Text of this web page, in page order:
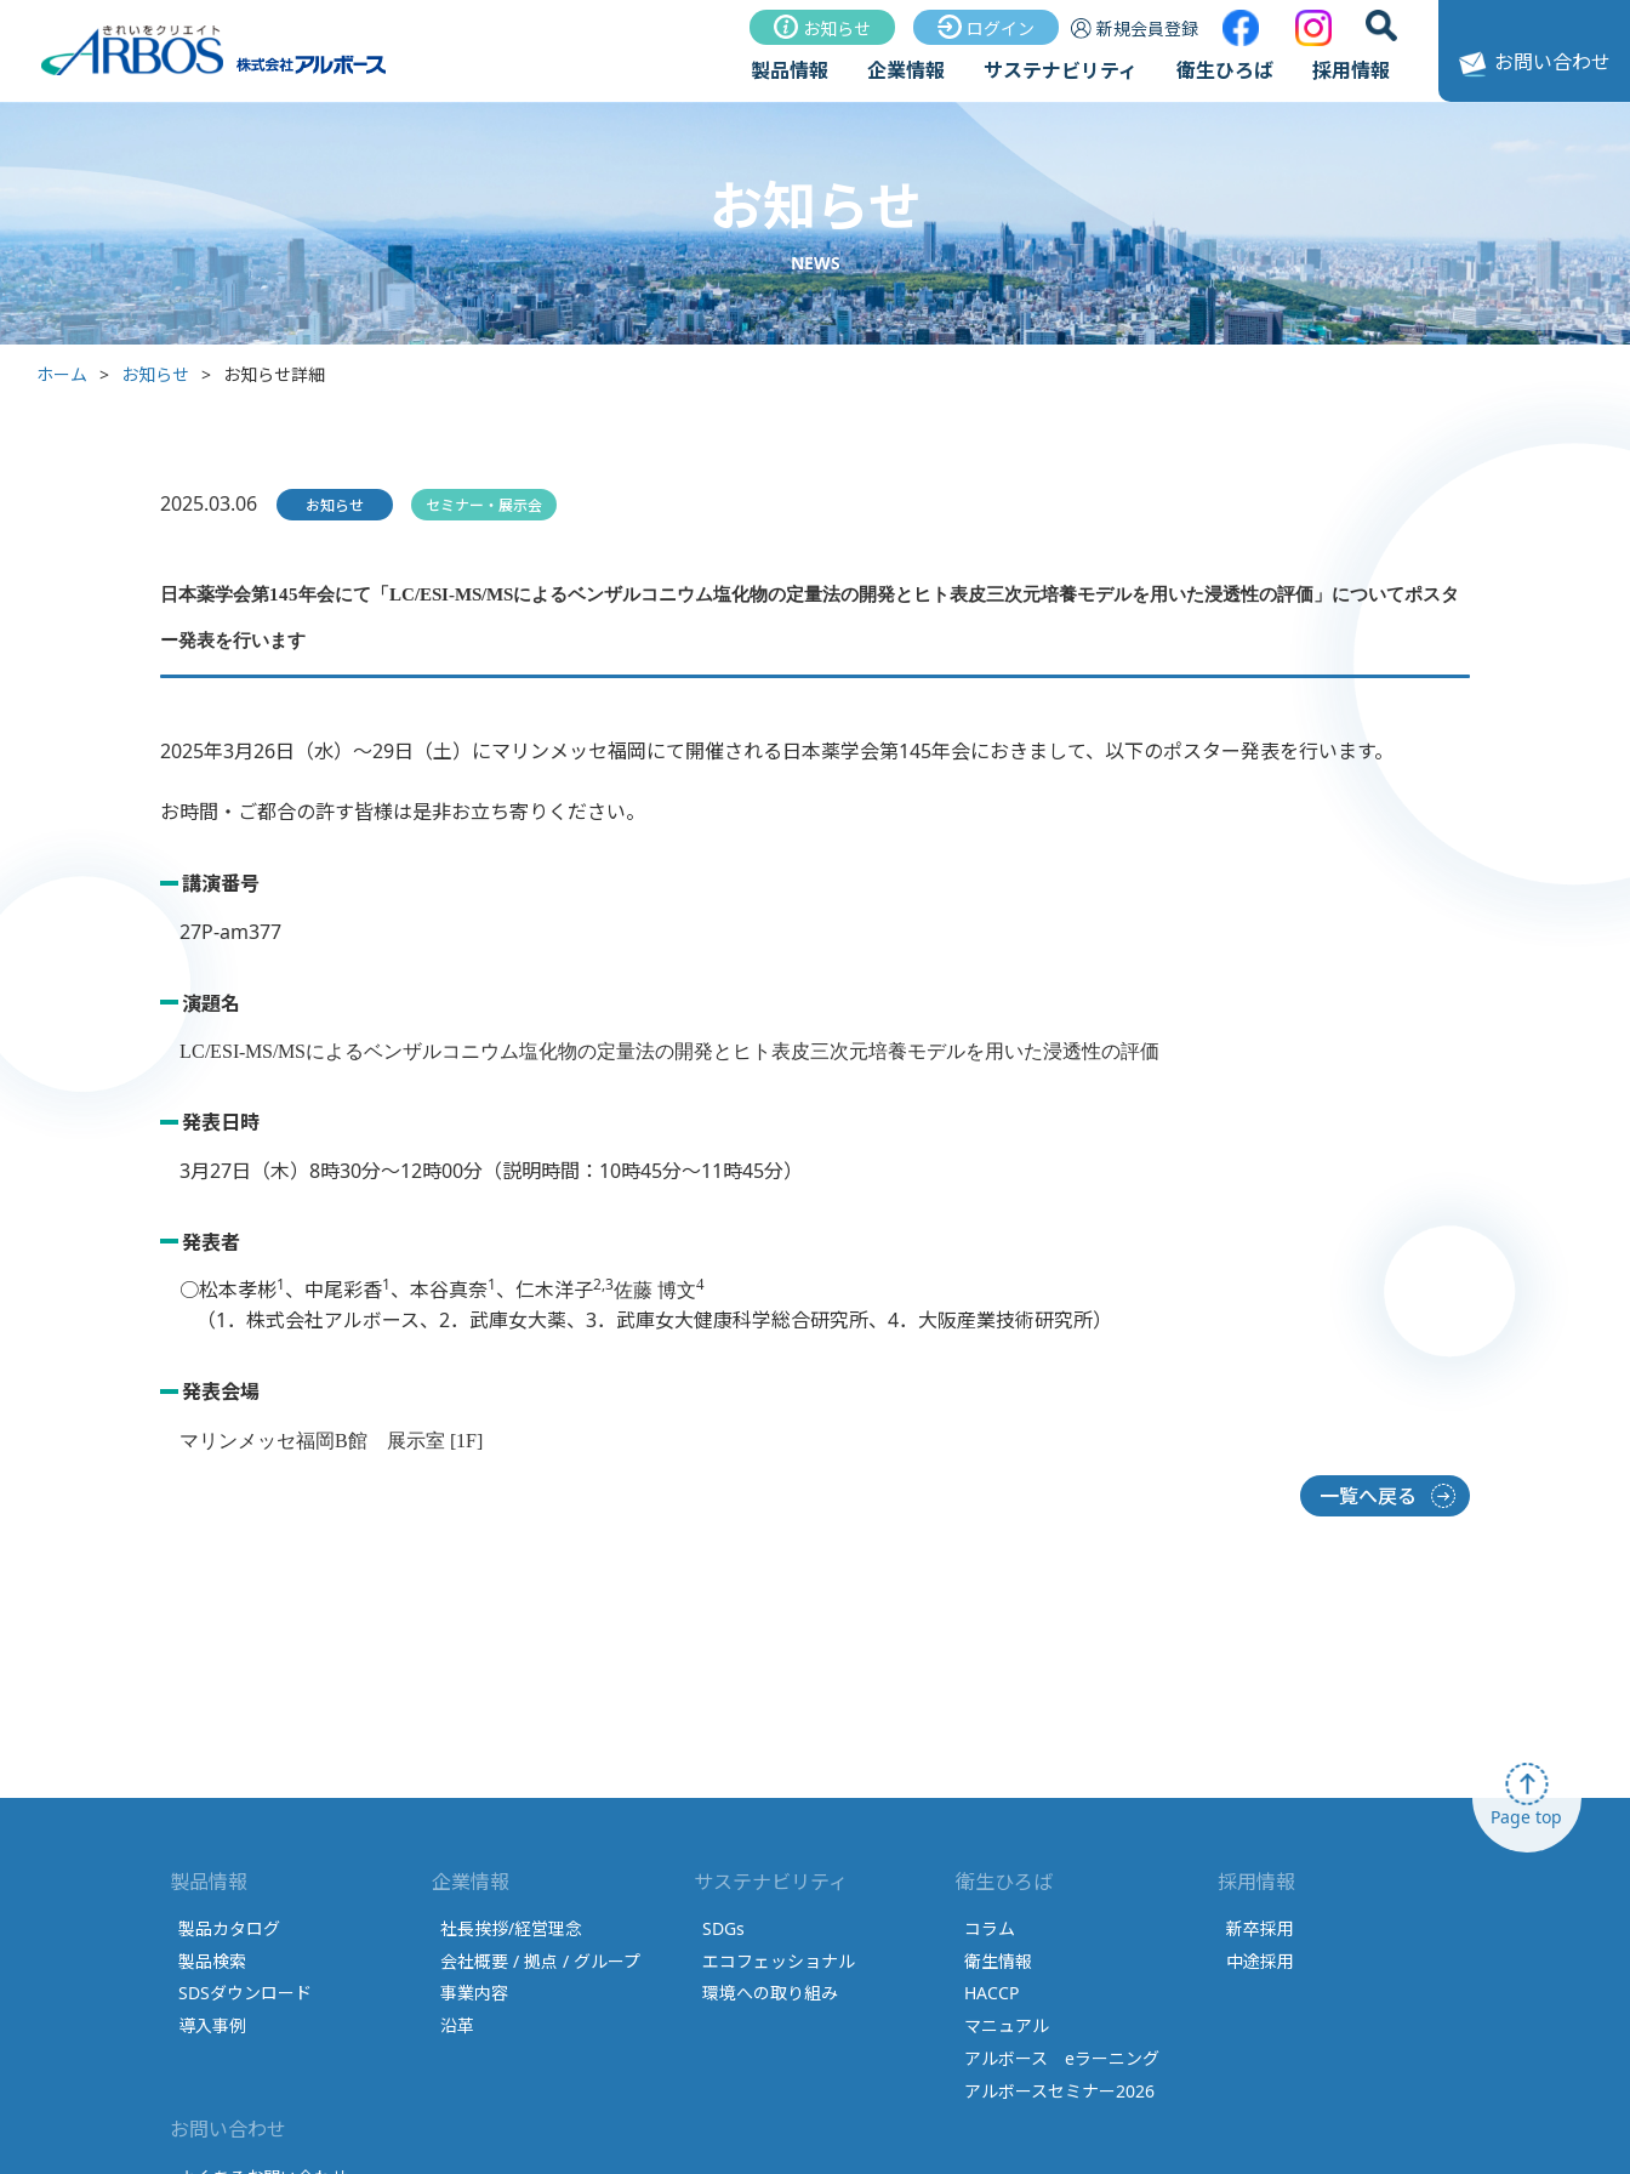
お知らせ ログイン 新規会員登録
製品情報 企業情報 サステナビリティ 衛生ひろば 採用情報 お問い合わせ
お知らせ
NEWS
ホーム > お知らせ > お知らせ詳細
2025.03.06 お知らせ セミナー・展示会
日本薬学会第145年会にて「LC/ESI-MS/MSによるベンザルコニウム塩化物の定量法の開発とヒト表皮三次元培養モデルを用いた浸透性の評価」についてポスタ
ー発表を行います
2025年3月26日（水）～29日（土）にマリンメッセ福岡にて開催される日本薬学会第145年会におきまして、以下のポスター発表を行います。
お時間・ご都合の許す皆様は是非お立ち寄りください。
講演番号
27P-am377
演題名
LC/ESI-MS/MSによるベンザルコニウム塩化物の定量法の開発とヒト表皮三次元培養モデルを用いた浸透性の評価
発表日時
3月27日（木）8時30分～12時00分（説明時間：10時45分～11時45分）
発表者
○松本孝彬1、中尾彩香1、本谷真奈1、 仁木洋子2,3佐藤 博文4
（1．株式会社アルボース、2．武庫女大薬、3．武庫女大健康科学総合研究所、4．大阪産業技術研究所）
発表会場
マリンメッセ福岡B館 展⽰室 [1F]
一覧へ戻る
Page top
製品情報
製品カタログ
製品検索
SDSダウンロード
導入事例
企業情報
社長挨拶/経営理念
会社概要 / 拠点 / グループ
事業内容
沿革
サステナビリティ
SDGs
エコフェッショナル
環境への取り組み
衛生ひろば
コラム
衛生情報
HACCP
マニュアル
アルボース eラーニング
アルボースセミナー2026
採用情報
新卒採用
中途採用
お問い合わせ